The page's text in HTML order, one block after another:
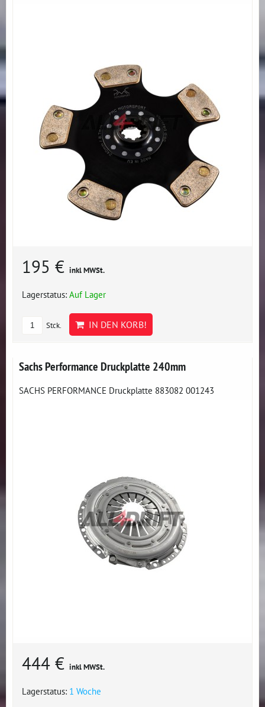
195 € inkl MWSt.
Lagerstatus: Auf Lager
Stck. IN DEN KORB!
Sachs Performance Druckplatte 240mm
SACHS PERFORMANCE Druckplatte 883082 001243
444 € inkl MWSt.
Lagerstatus: 1 Woche